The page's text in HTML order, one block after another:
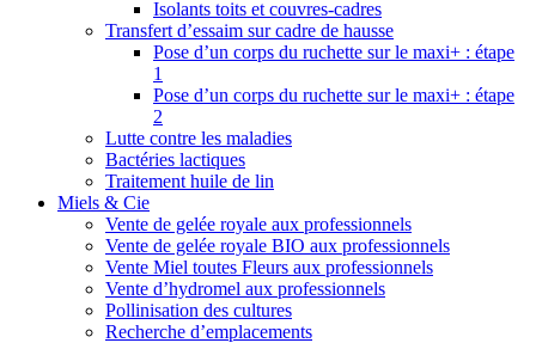
Isolants toits et couvres-cadres
Transfert d’essaim sur cadre de hausse
Pose d’un corps du ruchette sur le maxi+ : étape
1
Pose d’un corps du ruchette sur le maxi+ : étape
2
Lutte contre les maladies
Bactéries lactiques
Traitement huile de lin
Miels & Cie
Vente de gelée royale aux professionnels
Vente de gelée royale BIO aux professionnels
Vente Miel toutes Fleurs aux professionnels
Vente d’hydromel aux professionnels
Pollinisation des cultures
Recherche d’emplacements